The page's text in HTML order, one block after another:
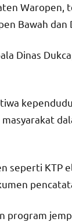
Waropen,
Bawah dan
Dinas
seperti KTP
program